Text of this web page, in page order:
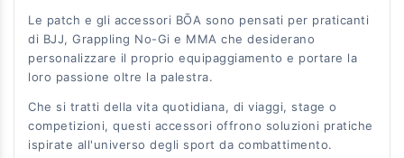
Le patch e gli accessori BŌA sono pensati per praticanti
di BJJ, Grappling No-Gi e MMA che desiderano
personalizzare il proprio equipaggiamento e portare la
loro passione oltre la palestra.
Che si tratti della vita quotidiana, di viaggi, stage o
competizioni, questi accessori offrono soluzioni pratiche
ispirate all'universo degli sport da combattimento.